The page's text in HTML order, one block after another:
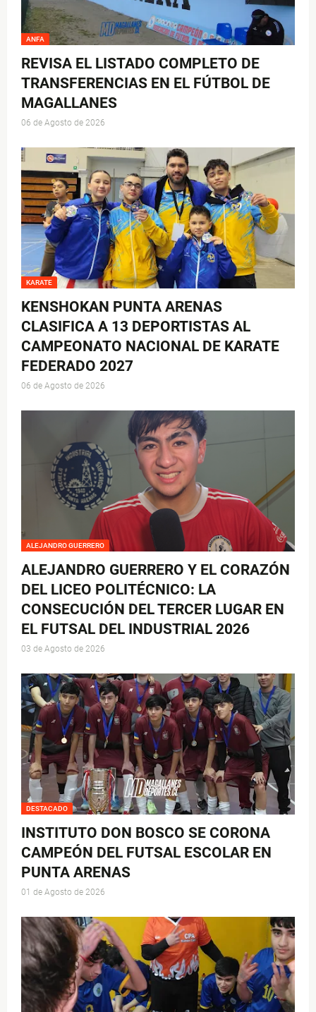
ANFA
REVISA EL LISTADO COMPLETO DE
TRANSFERENCIAS EN EL FÚTBOL DE
MAGALLANES
06 de Agosto de 2026
KARATE
KENSHOKAN PUNTA ARENAS
CLASIFICA A 13 DEPORTISTAS AL
CAMPEONATO NACIONAL DE KARATE
FEDERADO 2027
06 de Agosto de 2026
ALEJANDRO GUERRERO
ALEJANDRO GUERRERO Y EL CORAZÓN
DEL LICEO POLITÉCNICO: LA
CONSECUCIÓN DEL TERCER LUGAR EN
EL FUTSAL DEL INDUSTRIAL 2026
03 de Agosto de 2026
DESTACADO
INSTITUTO DON BOSCO SE CORONA
CAMPEÓN DEL FUTSAL ESCOLAR EN
PUNTA ARENAS
01 de Agosto de 2026